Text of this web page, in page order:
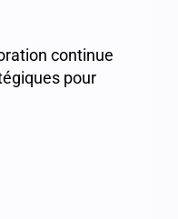
continue
pour